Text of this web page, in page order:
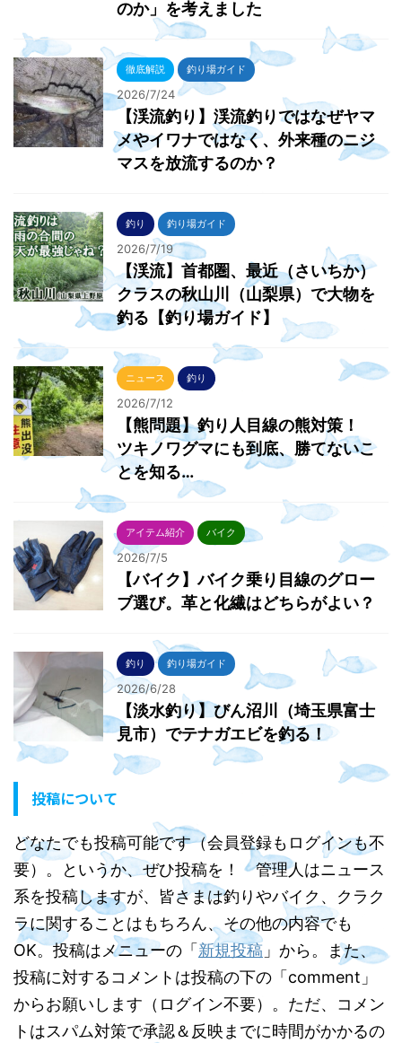
のか」を考えました
徹底解説 釣り場ガイド
2026/7/24
【渓流釣り】渓流釣りではなぜヤマ
メやイワナではなく、外来種のニジ
マスを放流するのか？
釣り 釣り場ガイド
2026/7/19
【渓流】首都圏、最近（さいちか）
クラスの秋山川（山梨県）で大物を
釣る【釣り場ガイド】
ニュース 釣り
2026/7/12
【熊問題】釣り人目線の熊対策！
ツキノワグマにも到底、勝てないこ
とを知る…
アイテム紹介 バイク
2026/7/5
【バイク】バイク乗り目線のグロー
ブ選び。革と化繊はどちらがよい？
釣り 釣り場ガイド
2026/6/28
【淡水釣り】びん沼川（埼玉県富士
見市）でテナガエビを釣る！
投稿について
どなたでも投稿可能です（会員登録もログインも不
要）。というか、ぜひ投稿を！ 管理人はニュース
系を投稿しますが、皆さまは釣りやバイク、クラク
ラに関することはもちろん、その他の内容でも
OK。投稿はメニューの「 新規投稿 」から。また、
投稿に対するコメントは投稿の下の「comment」
からお願いします（ログイン不要）。ただ、コメン
トはスパム対策で承認＆反映までに時間がかかるの